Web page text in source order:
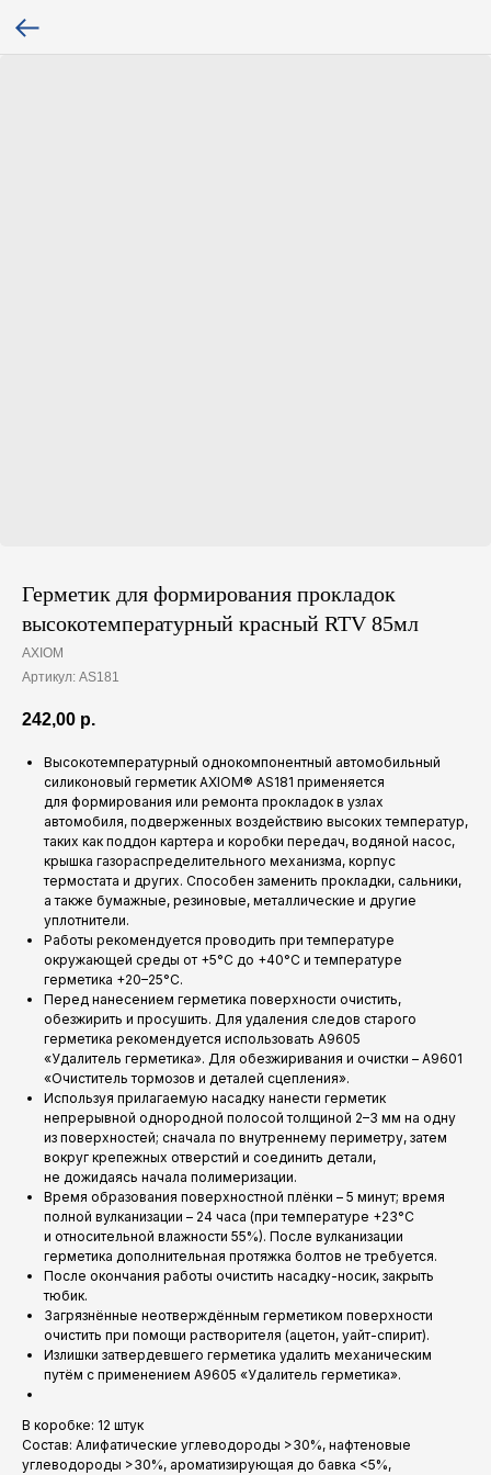
Герметик для формирования прокладок
высокотемпературный красный RTV 85мл
AXIOM
Артикул: AS181
242,00 р.
Высокотемпературный однокомпонентный автомобильный
силиконовый герметик AXIOM® AS181 применяется
для формирования или ремонта прокладок в узлах
автомобиля, подверженных воздействию высоких температур,
таких как поддон картера и коробки передач, водяной насос,
крышка газораспределительного механизма, корпус
термостата и других. Способен заменить прокладки, сальники,
а также бумажные, резиновые, металлические и другие
уплотнители.
Работы рекомендуется проводить при температуре
окружающей среды от +5°C до +40°C и температуре
герметика +20–25°C.
Перед нанесением герметика поверхности очистить,
обезжирить и просушить. Для удаления следов старого
герметика рекомендуется использовать A9605
«Удалитель герметика». Для обезжиривания и очистки – A9601
«Очиститель тормозов и деталей сцепления».
Используя прилагаемую насадку нанести герметик
непрерывной однородной полосой толщиной 2–3 мм на одну
из поверхностей; сначала по внутреннему периметру, затем
вокруг крепежных отверстий и соединить детали,
не дожидаясь начала полимеризации.
Время образования поверхностной плёнки – 5 минут; время
полной вулканизации – 24 часа (при температуре +23°C
и относительной влажности 55%). После вулканизации
герметика дополнительная протяжка болтов не требуется.
После окончания работы очистить насадку-носик, закрыть
тюбик.
Загрязнённые неотверждённым герметиком поверхности
очистить при помощи растворителя (ацетон, уайт-спирит).
Излишки затвердевшего герметика удалить механическим
путём с применением A9605 «Удалитель герметика».
В коробке: 12 штук
Состав: Алифатические углеводороды >30%, нафтеновые
углеводороды >30%, ароматизирующая до бавка <5%,